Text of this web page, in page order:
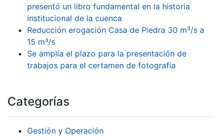
presentó un libro fundamental en la historia
institucional de la cuenca
Reducción erogación Casa de Piedra 30 m³/s a
15 m³/s
Se amplía el plazo para la presentación de
trabajos para el certamen de fotografía
Categorías
Gestión y Operación